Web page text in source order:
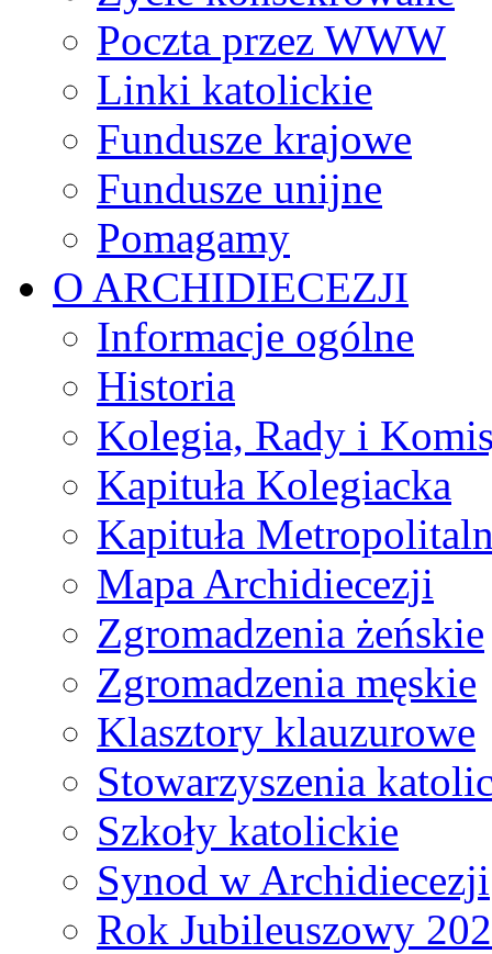
Poczta przez WWW
Linki katolickie
Fundusze krajowe
Fundusze unijne
Pomagamy
O ARCHIDIECEZJI
Informacje ogólne
Historia
Kolegia, Rady i
Kapituła Kolegiacka
Kapituła
Mapa Archidiecezji
Zgromadzenia żeńskie
Zgromadzenia męskie
Klasztory klauzurowe
Stowarzyszenia
Szkoły katolickie
Synod w Archidiecezji
Rok Jubileuszowy